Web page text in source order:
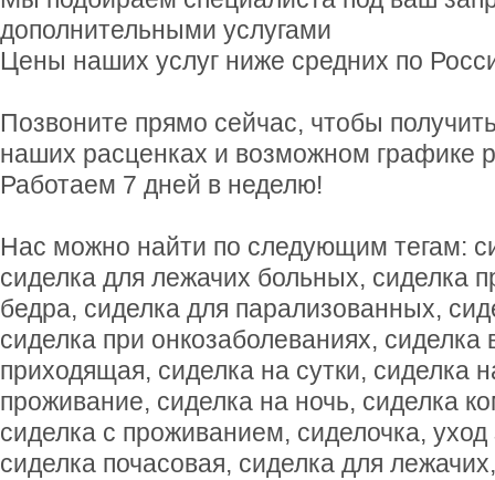
дополнительными услугами
Цены наших услуг ниже средних по
Позвоните прямо сейчас, чтобы
наших расценках и возможном графике
Работаем 7 дней в неделю!
Нас можно найти по следующим тегам:
сиделка для лежачих больных, сиделка
бедра, сиделка для парализованных,
сиделка при онкозаболеваниях, сиделка
приходящая, сиделка на сутки, сиделка
проживание, сиделка на ночь, сиделка
сиделка с проживанием, сиделочка,
сиделка почасовая, сиделка для